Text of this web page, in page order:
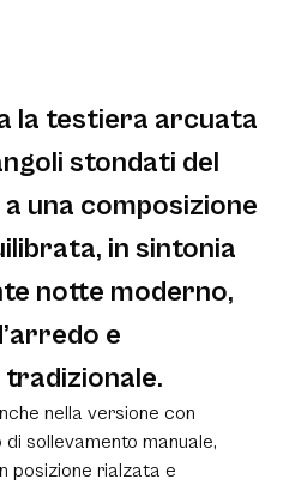
la testiera arcuata
stondati del
una composizione
in sintonia
notte moderno,
e
nella versione con
sollevamento manuale,
posizione rialzata e